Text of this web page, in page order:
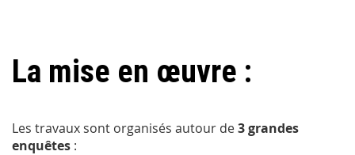
La mise en œuvre :
Les travaux sont organisés autour de3 grandes
enquêtes :